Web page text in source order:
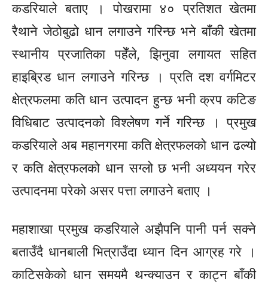
कडरियाले बताए । पोखरामा ४० प्रतिशत खेतमा
रैथानेजेठोबुढोधान लगाउने गरिन्छ भने बाँकी खेतमा
स्थानीय प्रजातिका पहेँले, झिनुवा लगायत सहित
हाइब्रिडधान लगाउने गरिन्छ । प्रति दश वर्गमिटर
क्षेत्रफलमा कति धान उत्पादन हुन्छ भनी क्रप कटिङ
विधिबाट उत्पादनको विश्लेषण गर्ने गरिन्छ । प्रमुख
कडरियाले अब महानगरमा कति क्षेत्रफलको धान ढल्यो
र कति क्षेत्रफलको धान सग्लो छ भनी अध्ययन गरेर
उत्पादनमा परेको असर पत्ता लगाउने बताए ।
महाशाखा प्रमुख कडरियाले अझैपनि पानी पर्न सक्ने
बताउँदै धानबालीभित्राउँदाध्यान दिन आग्रह गरे ।
काटिसकेको धान समयमै थन्क्याउन र काट्न बाँकी